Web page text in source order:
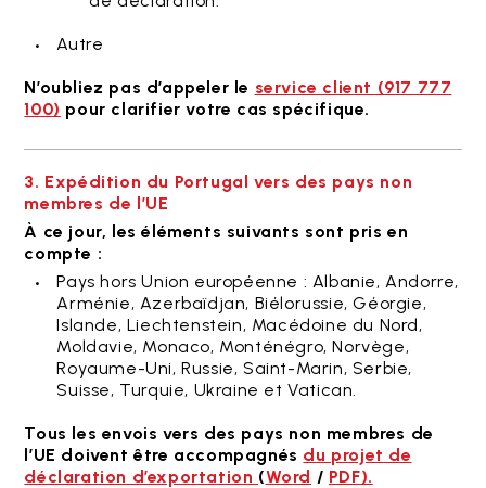
Autre
N’oubliez pas d’appeler le service client (917 777
100) pour clarifier votre cas spécifique.
3. Expédition du Portugal vers des pays non
membres de l’UE
À ce jour, les éléments suivants sont pris en
compte :
Pays hors Union européenne : Albanie, Andorre,
Arménie, Azerbaïdjan, Biélorussie, Géorgie,
Islande, Liechtenstein, Macédoine du Nord,
Moldavie, Monaco, Monténégro, Norvège,
Royaume-Uni, Russie, Saint-Marin, Serbie,
Suisse, Turquie, Ukraine et Vatican.
Tous les envois vers des pays non membres de
l’UE doivent être accompagnés du projet de
déclaration d’exportation (Word / PDF).